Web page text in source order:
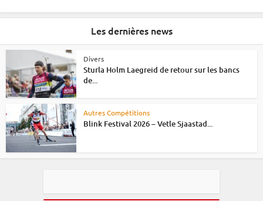
Les dernières news
Divers
Sturla Holm Laegreid de retour sur les bancs
de...
Autres Compétitions
Blink Festival 2026 – Vetle Sjaastad...